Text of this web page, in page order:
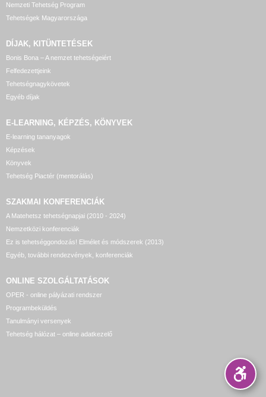
Nemzeti Tehetség Program
Tehetségek Magyarországa
DÍJAK, KITÜNTETÉSEK
Bonis Bona – A nemzet tehetségeiért
Felfedezettjeink
Tehetségnagykövetek
Egyéb díjak
E-LEARNING, KÉPZÉS, KÖNYVEK
E-learning tananyagok
Képzések
Könyvek
Tehetség Piactér (mentorálás)
SZAKMAI KONFERENCIÁK
A Matehetsz tehetségnapjai (2010 - 2024)
Nemzetközi konferenciák
Ez is tehetséggondozás! Elmélet és módszerek (2013)
Egyéb, további rendezvények, konferenciák
ONLINE SZOLGÁLTATÁSOK
OPER - online pályázati rendszer
Programbeküldés
Tanulmányi versenyek
Tehetség hálózat – online adatkezelő